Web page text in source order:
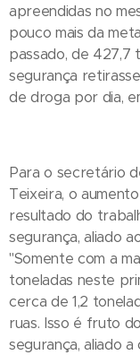
apreendidas no
pouco mais da
passado, de 427,7
segurança
de droga por dia,
Para o secretário
Teixeira, o
resultado do
segurança, aliado
"Somente com a
toneladas neste
cerca de 1,2
ruas. Isso é fruto
segurança, aliado